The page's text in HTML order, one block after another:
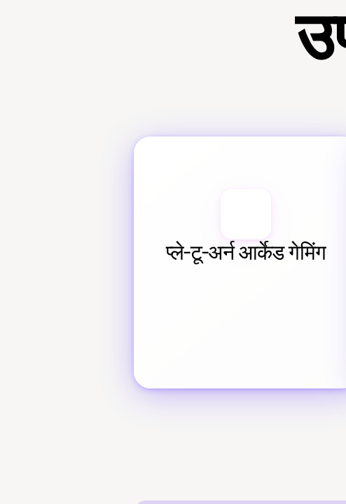
प्ले-टू-अर्न आर्केड गेमिंग